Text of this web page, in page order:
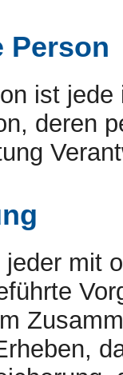
Person
ist
deren
mit